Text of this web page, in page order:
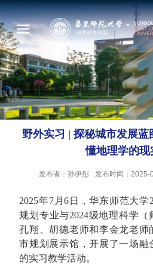
野外实习 | 探秘城市发展
懂地理学的现
发布者：孙伊彤 发布时间：2025-
2025年7月6日，华东师范大
规划专业与2024级地理科学
孔翔、胡德老师和李金龙老师
市规划展示馆，开展了一场融
的实习教学活动。